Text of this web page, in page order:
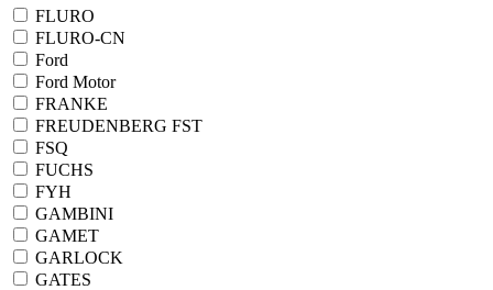
FLURO
FLURO-CN
Ford
Ford Motor
FRANKE
FREUDENBERG FST
FSQ
FUCHS
FYH
GAMBINI
GAMET
GARLOCK
GATES